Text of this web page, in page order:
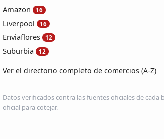
Amazon 16
Liverpool 16
Enviaflores 12
Suburbia 12
Ver el directorio completo de comercios (A-Z)
Datos verificados contra las fuentes oficiales de cada
oficial para cotejar.